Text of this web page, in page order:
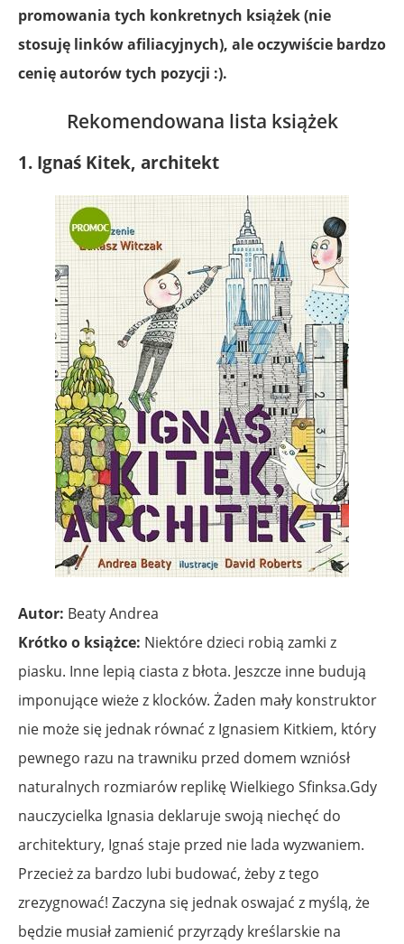
promowania tych konkretnych książek (nie
stosuję linków afiliacyjnych), ale oczywiście bardzo
cenię autorów tych pozycji :).
Rekomendowana lista książek
1. Ignaś Kitek, architekt
Autor: Beaty Andrea
Krótko o książce: Niektóre dzieci robią zamki z
piasku. Inne lepią ciasta z błota. Jeszcze inne budują
imponujące wieże z klocków. Żaden mały konstruktor
nie może się jednak równać z Ignasiem Kitkiem, który
pewnego razu na trawniku przed domem wzniósł
naturalnych rozmiarów replikę Wielkiego Sfinksa.Gdy
nauczycielka Ignasia deklaruje swoją niechęć do
architektury, Ignaś staje przed nie lada wyzwaniem.
Przecież za bardzo lubi budować, żeby z tego
zrezygnować! Zaczyna się jednak oswajać z myślą, że
będzie musiał zamienić przyrządy kreślarskie na